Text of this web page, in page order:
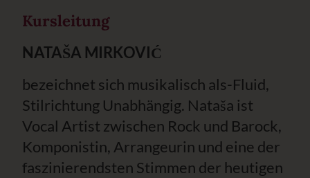
Kursleitung
NATAŠA MIRKOVIĆ
bezeichnet sich musikalisch als-Fluid,
Stilrichtung Unabhängig. Nataša ist
Vocal Artist zwischen Rock und Barock,
Komponistin, Arrangeurin und eine der
faszinierendsten Stimmen der heutigen